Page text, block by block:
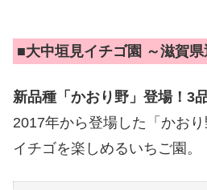
■大中垣見イチゴ園 ～滋賀
新品種「かおり野」登場！3
2017年から登場した「かお
イチゴを楽しめるいちご園。